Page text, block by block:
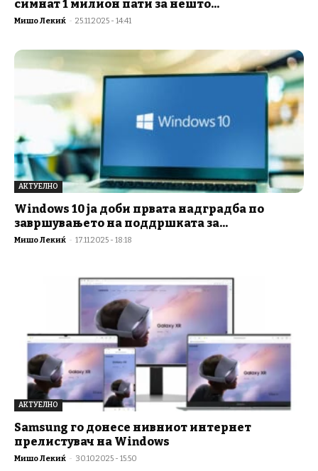
симнат 1 милион пати за нешто...
Мишо Лекиќ - 25.11.2025 - 14:41
АКТУЕЛНО
Windows 10 ја доби првата надградба по
завршувањето на поддршката за...
Мишо Лекиќ - 17.11.2025 - 18:18
АКТУЕЛНО
Samsung го донесе нивниот интернет
прелистувач на Windows
Мишо Лекиќ - 30.10.2025 - 15:50